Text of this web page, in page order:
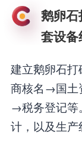
鹅卵
套设
建立鹅卵石
商核名→国土
→税务登记等
计，以及生产